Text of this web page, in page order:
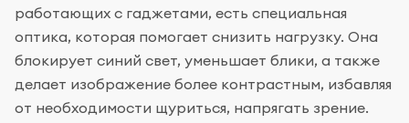
работающих с гаджетами, есть специальная
оптика, которая помогает снизить нагрузку. Она
блокирует синий свет, уменьшает блики, а также
делает изображение более контрастным, избавляя
от необходимости щуриться, напрягать зрение.